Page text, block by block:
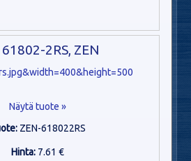
2RS, ZEN
Näytä tuote »
ZEN-618022RS
Hinta: 7.61 €